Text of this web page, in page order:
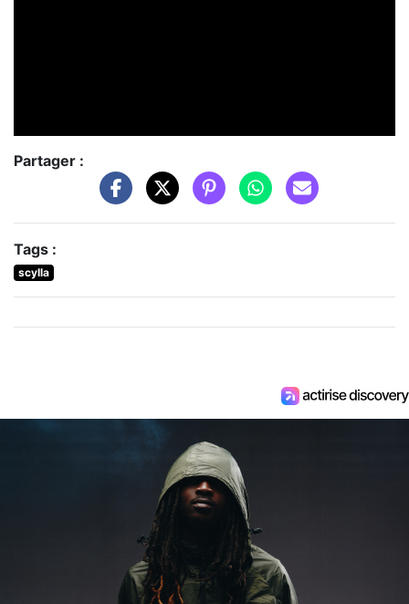
Partager :
Tags :
scylla